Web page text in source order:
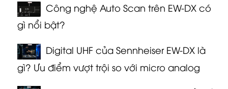
Công nghệ Auto Scan trên EW-DX có
gì nổi bật?
Digital UHF của Sennheiser EW-DX là
gì? Ưu điểm vượt trội so với micro analog